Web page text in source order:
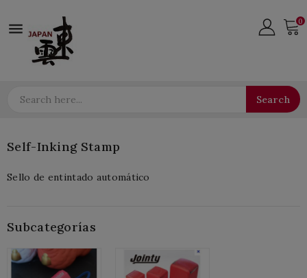
 0
Search
Self-Inking Stamp
Sello de entintado automático
Subcategorías